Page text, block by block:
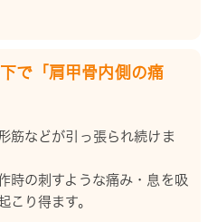
で「肩甲骨内側の痛
筋などが引っ張られ続けま
時の刺すような痛み・息を吸
こり得ます。